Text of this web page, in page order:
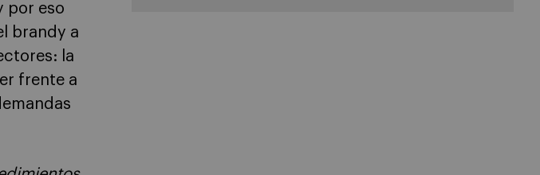
por eso
brandy a
la
frente a